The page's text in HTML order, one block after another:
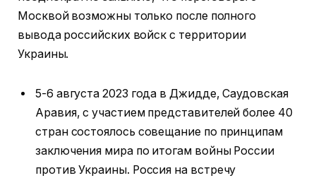
Москвой возможны только после полного
вывода российских войск с территории
Украины.
5-6 августа 2023 года в Джидде, Саудовская
Аравия, с участием представителей более 40
стран состоялось совещание по принципам
заключения мира по итогам войны России
против Украины. Россия на встречу